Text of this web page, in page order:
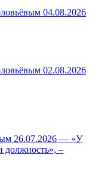
04.08.2026
02.08.2026
26.07.2026 — «У
должность», –